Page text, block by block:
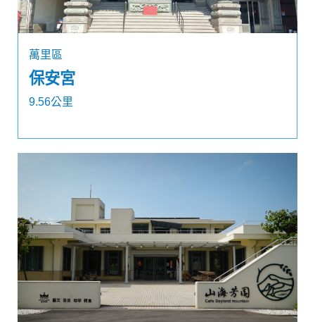
萬里區
保安宮
9.56公里